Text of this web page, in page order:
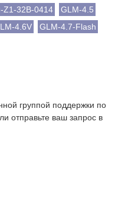
Z1-32B-0414
GLM-4.5
4.6V
GLM-4.7-Flash
группой поддержки по
отправьте ваш запрос в